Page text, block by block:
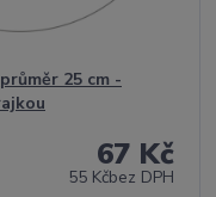
25 cm -
67 Kč
55 Kčbez DPH